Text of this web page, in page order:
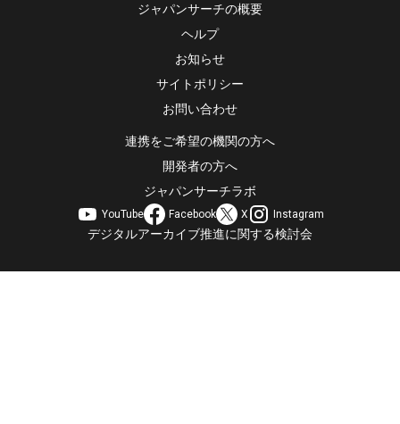
ジャパンサーチの概要
ヘルプ
お知らせ
サイトポリシー
お問い合わせ
連携をご希望の機関の方へ
開発者の方へ
ジャパンサーチラボ
YouTube Facebook X Instagram
デジタルアーカイブ推進に関する検討会